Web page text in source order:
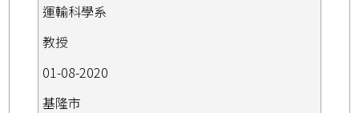
運輸科學系
教授
01-08-2020
基隆市